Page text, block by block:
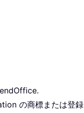
の商標または登録